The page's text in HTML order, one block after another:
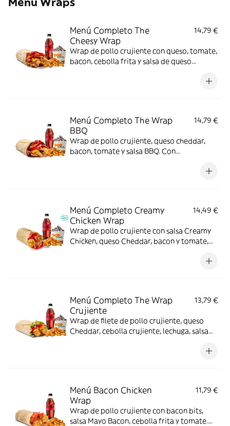
Menú Completo The
Cheesy Wrap
14,79 €
Wrap de pollo crujiente con queso, tomate,
bacon, cebolla frita y salsa de queso
Menú Completo The Wrap
BBQ
14,79 €
Wrap de pollo crujiente, queso cheddar,
bacon, tomate y salsa BBQ. Con
Menú Completo Creamy
Chicken Wrap
14,49 €
Wrap de pollo crujiente con salsa Creamy
Chicken, queso Cheddar, bacon y tomate,
helado. Sabor completo de principio a fin.
Menú Completo The Wrap
Crujiente
13,79 €
Wrap de filete de pollo crujiente, queso
Cheddar, cebolla crujiente, lechuga, salsa
Menú Bacon Chicken
Wrap
11,79 €
Wrap de pollo crujiente con bacon bits,
salsa Mayo Bacon, cebolla frita y tomate.